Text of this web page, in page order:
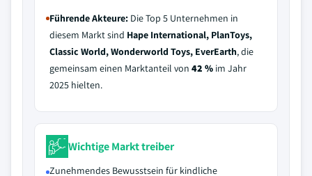
Führende Akteure: Die Top 5 Unternehmen in
diesem Markt sind Hape International, PlanToys,
Classic World, Wonderworld Toys, EverEarth, die
gemeinsam einen Marktanteil von 42 % im Jahr
2025 hielten.
Wichtige Markt treiber
Zunehmendes Bewusstsein für kindliche